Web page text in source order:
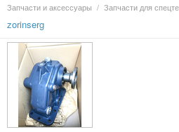
Запчасти и аксессуары / Запчасти для
zorinserg